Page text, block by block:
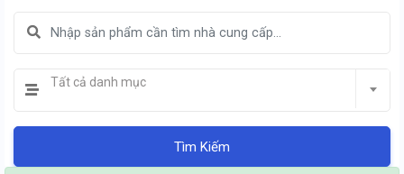
Tất cả danh mục
Tìm Kiếm